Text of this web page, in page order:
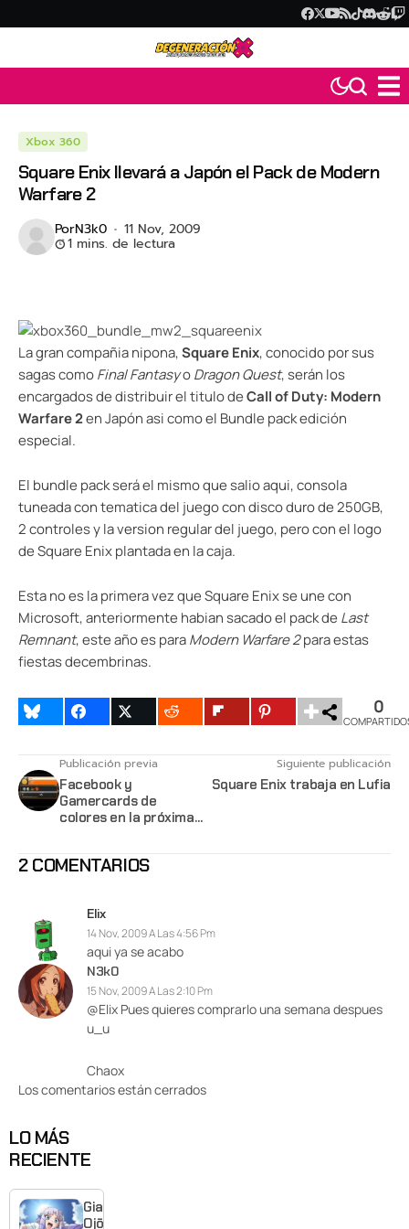
Xbox 360
Square Enix llevará a Japón el Pack de Modern
Warfare 2
PorN3k0 11 Nov, 2009
1 mins. de lectura
La gran compañia nipona,Square Enix, conocido por sus
sagas comoFinal FantasyoDragon Quest, serán los
encargados de distribuir el titulo deCall of Duty: Modern
Warfare 2en Japón asi como el Bundle pack edición
especial.
El bundle pack será el mismo que salio aqui, consola
tuneada con tematica del juego con disco duro de 250GB,
2 controles y la version regular del juego, pero con el logo
de Square Enix plantada en la caja.
Esta no es la primera vez que Square Enix se une con
Microsoft, anteriormente habian sacado el pack de Last
Remnant, este año es paraModern Warfare 2para estas
fiestas decembrinas.
0
Publicación previa
Facebook y
Gamercards de
colores en la próxima
Siguiente publicación
Square Enix trabaja en Lufia
2 COMENTARIOS
Elix
14 Nov, 2009 A Las 4:56 Pm
aqui ya se acabo
N3k0
15 Nov, 2009 A Las 2:10 Pm
@Elix Pues quieres comprarlo una semana despues
u_u
Chaox
Los comentarios están cerrados
LO MÁS
RECIENTE
Giant
Ojō-